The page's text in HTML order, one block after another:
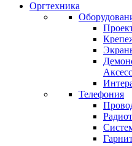
Оргтехника
Телефония